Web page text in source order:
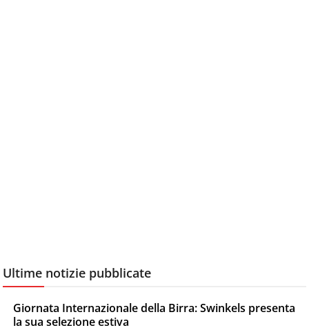
Ultime notizie pubblicate
Giornata Internazionale della Birra: Swinkels presenta
la sua selezione estiva